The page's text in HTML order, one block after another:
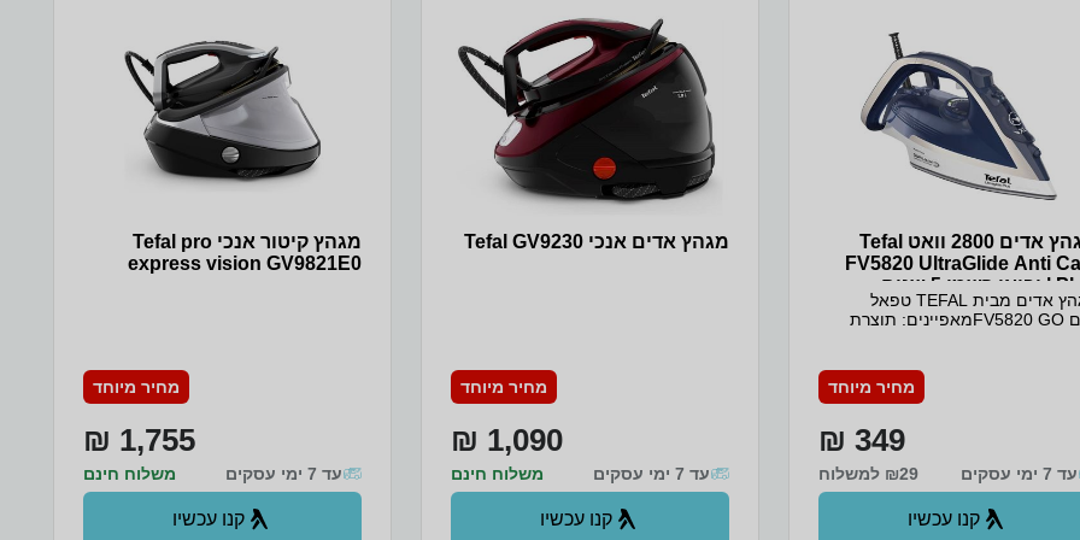
מיכל 1.4 ליטר 5 שנים אחריות יבואן
ניופאן בלעדי למשווק מורשה
לשימושמוציאים – מנקים – מחזירים
למגהץחימום מהיר – מוכן לעבודה תוך
2 דקות בלבדפאנל הפעלה אלקטרוני 5
מצבים לשילוב אידאלי של אדים
וטמפרטורה לכל סוג בדכיבוי אוטומטי
לבטיחות מירבית (לאחר 8 דקות ללא
תזוזה/30 שניות באם המגהץ מונח על
התחתית או על הצד)אחסון כבל
החשמל וכבל האדים בגוף
המגהץמערכת Protect System מגנה
טיפות מים לאדיםפעולת חיטוי וריענון
הבגד הודות לשילוב של טמפרטורה
חשמל נטומפרט טכנינפח מיכל 1.9
ליטר, נשלףמידותגובה 34.4
סמרוחב 28.4 סמעומק 44.7
סממשקל 5.52 קג5 שנים אחריות יבואן
רשמי ניופאן בלעדי למשווק מורשה
מגהץ אדים 2800 וואט Tefal
FV5820 UltraGlide Anti
Plus | יבואן רשמי 5 שנים
מגהץ אדים מבית TEFAL טפאל
דגם FV5820 GOמאפיינים: תוצרת
גיהוץ אידיאליות!גיהוץ
ללא מאמץ, עמידות גבוהה בפני
חיים גבוה במיוחדאוסף
נשלף, קל ונוח לשימושמוציאים –
מנקים – מחזירים למגהץמערכת ANTI
DRIP- מניעת טפטופים אשר עלולים
להזיק לבגדים בעת הגיהוץPrecision
Tip- קצה מגהץ בעיצוב מיוחד המאפשר
מחיר מיוחד
349 ₪
₪29 למשלוח עד 7 ימי עסקים
קנו עכשיו
מגהץ אדים אנכי Tefal GV9230
מחיר מיוחד
1,090 ₪
משלוח חינם עד 7 ימי עסקים
קנו עכשיו
מגהץ קיטור אנכי Tefal pro
express vision GV9821E0
מחיר מיוחד
1,755 ₪
משלוח חינם עד 7 ימי עסקים
קנו עכשיו